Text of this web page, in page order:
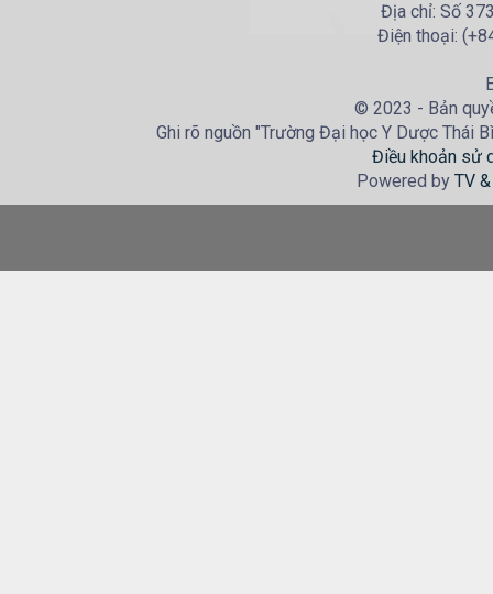
Địa chỉ: Số
Điện thoại:
© 2023 - Bản
Ghi rõ nguồn "Trường Đại học Y Dược Thái
Điều khoản sử
Powered by TV